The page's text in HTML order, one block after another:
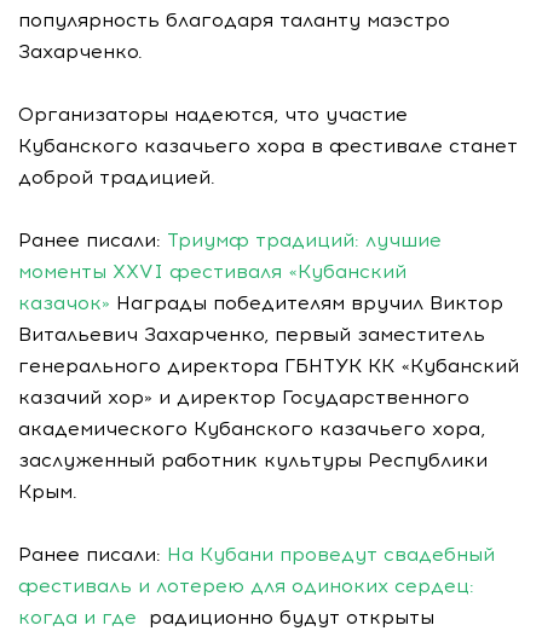
популярность благодаря таланту маэстро
Захарченко.
Организаторы надеются, что участие
Кубанского казачьего хора в фестивале станет
доброй традицией.
Ранее писали: Триумф традиций: лучшие
моменты XXVI фестиваля «Кубанский
казачок» Награды победителям вручил Виктор
Витальевич Захарченко, первый заместитель
генерального директора ГБНТУК КК «Кубанский
казачий хор» и директор Государственного
академического Кубанского казачьего хора,
заслуженный работник культуры Республики
Крым.
Ранее писали: На Кубани проведут свадебный
фестиваль и лотерею для одиноких сердец:
когда и где радиционно будут открыты